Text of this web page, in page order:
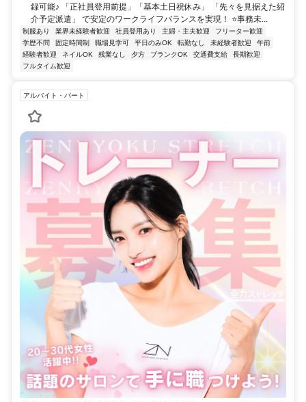
録可能♪ 「正社員登用前提」「基本土日祝休み」 「先々を見据えた紹
介予定派遣」 で安定のワークライフバランスを実現！ ⭐事務未...
制服あり 業界未経験者歓迎 社員登用あり 主婦・主夫歓迎
フリーター歓迎
学歴不問
固定時間制 職場見学可 平日のみOK 転勤なし 未経験者歓迎
午前
経験者歓迎
ネイルOK 残業なし 夕方 ブランクOK 交通費支給
長期歓迎
フルタイム歓迎
アルバイト・パート